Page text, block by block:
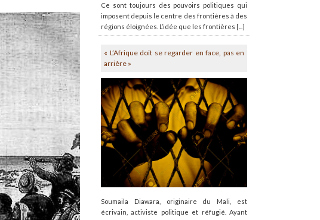
Ce sont toujours des pouvoirs politiques qui
imposent depuis le centre des frontières à des
régions éloignées. L’idée que les frontières [...]
« L’Afrique doit se regarder en face, pas en
arrière »
Soumaila Diawara, originaire du Mali, est
écrivain, activiste politique et réfugié. Ayant